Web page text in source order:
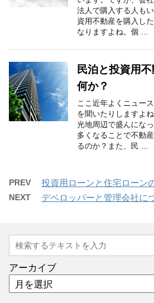
法人で購入する人も
資用不動産を購入し
なりますよね。個 ...
民泊と投資用
何か？
ここ近年よくニュー
を聞いたりしますよ
光地周辺で盛んにな
多くなることで不動
るのか？また、民 ...
PREV 投資用ローンと住宅ローン
NEXT デベロッパーと管理会社に
アーカイブ